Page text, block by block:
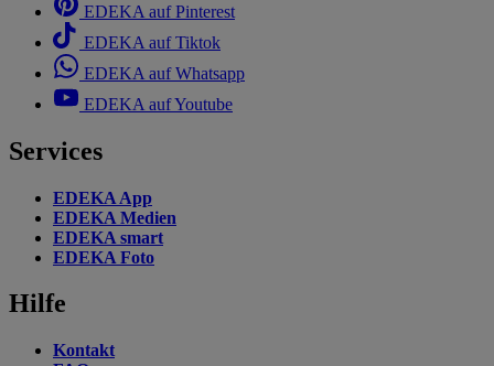
EDEKA auf Pinterest
EDEKA auf Tiktok
EDEKA auf Whatsapp
EDEKA auf Youtube
Services
EDEKA App
EDEKA Medien
EDEKA smart
EDEKA Foto
Hilfe
Kontakt